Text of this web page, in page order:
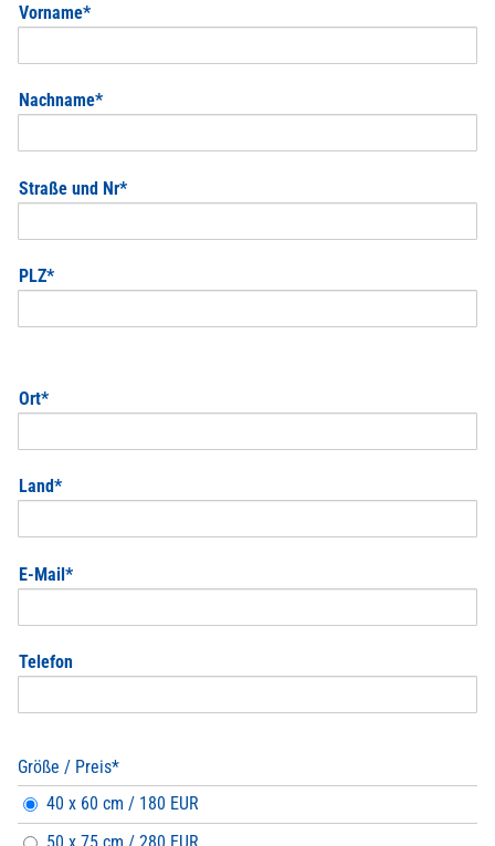
Pflichtfeld
Vorname*
Pflichtfeld
Nachname*
Pflichtfeld
Straße und Nr*
Pflichtfeld
PLZ*
Pflichtfeld
Ort*
Pflichtfeld
Land*
Pflichtfeld
E-Mail*
Telefon
Pflichtfeld
Größe / Preis*
40 x 60 cm / 180 EUR
50 x 75 cm / 280 EUR